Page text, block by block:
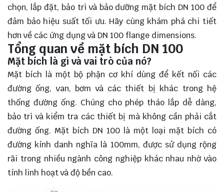
chọn, lắp đặt, bảo trì và bảo dưỡng mặt bích DN 100 để
đảm bảo hiệu suất tối ưu. Hãy cùng khám phá chi tiết
hơn về các ứng dụng và DN 100 flange dimensions.
Tổng quan về mặt bích DN 100
Mặt bích là gì và vai trò của nó?
Mặt bích là một bộ phận cơ khí dùng để kết nối các
đường ống, van, bơm và các thiết bị khác trong hệ
thống đường ống. Chúng cho phép tháo lắp dễ dàng,
bảo trì và kiểm tra các thiết bị mà không cần phải cắt
đường ống. Mặt bích DN 100 là một loại mặt bích có
đường kính danh nghĩa là 100mm, được sử dụng rộng
rãi trong nhiều ngành công nghiệp khác nhau nhờ vào
tính linh hoạt và độ bền cao.